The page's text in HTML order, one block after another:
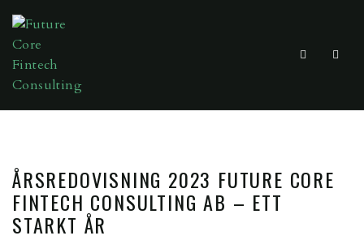
ÅRSREDOVISNING 2023 FUTURE CORE
FINTECH CONSULTING AB – ETT
STARKT ÅR